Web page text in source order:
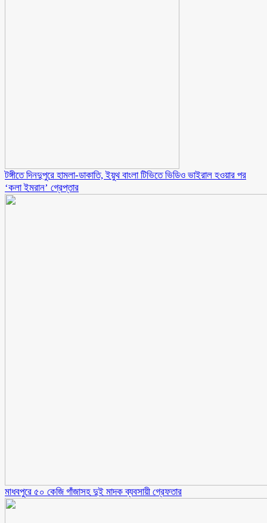
টঙ্গীতে দিনদুপুরে হামলা-ডাকাতি, ইয়ুথ বাংলা টিভিতে ভিডিও ভাইরাল হওয়ার পর
‘কলা ইমরান’ গ্রেপ্তার
মাধবপুরে ৫০ কেজি গাঁজাসহ দুই মাদক ব্যবসায়ী গ্রেফতার